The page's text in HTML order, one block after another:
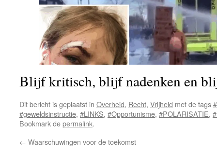
Blijf kritisch, blijf nadenken en
Dit bericht is geplaatst in Overheid, Recht, Vrijheid met de tags
#geweldsinstructie, #LINKS, #Opportunisme, #POLARISATIE,
Bookmark depermalink.
← Waarschuwingen voor de toekomst